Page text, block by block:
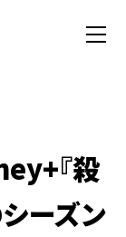
『殺
ーズン